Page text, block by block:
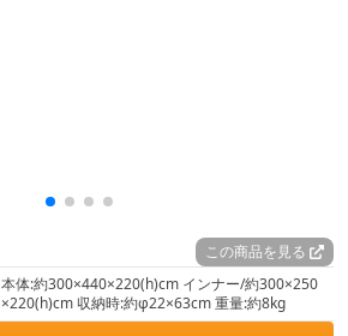
この商品を見る
本体:約300×440×220(h)cm インナー/約300×250
×220(h)cm 収納時:約φ22×63cm 重量:約8kg